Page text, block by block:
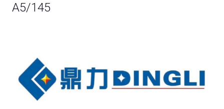
A5/145